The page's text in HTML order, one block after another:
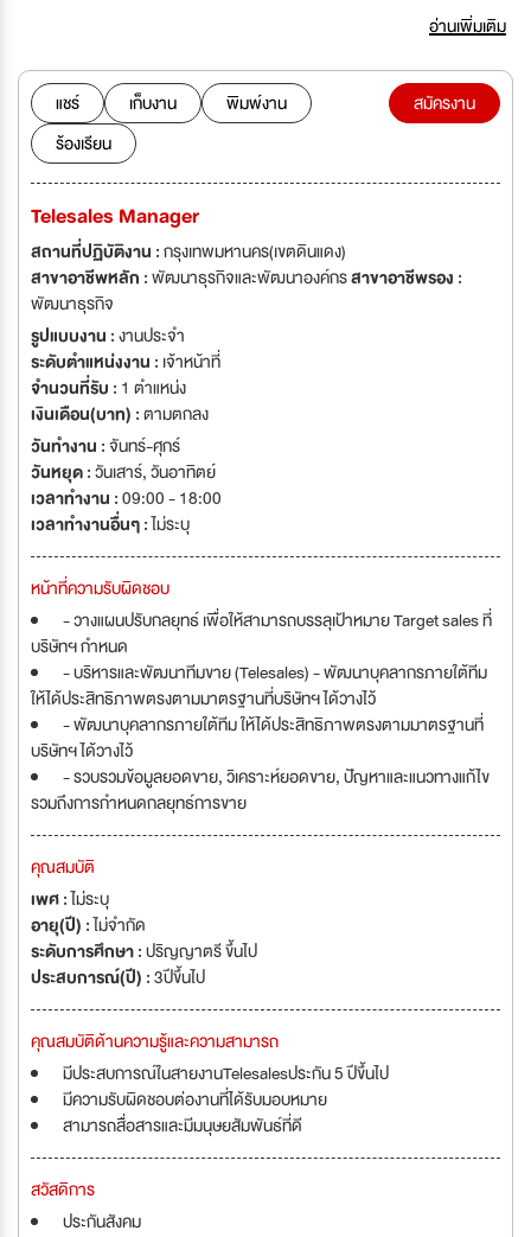
ราชดำเนิน พร้อมกับได้ดำเนินกิจการเรื่อยมา จนกระทั่งในปี พ.ศ.2513 จึงได้มี
การเปลี่ยนแปลงคณะกรรมการบริหารชุดใหม่ อันมีนายวานิช ไชยวรรณ เป็นผู้นำ
เข้ามาปรับปรุงโครงสร้าง และระบบบริหารงานครั้งใหญ่ โดยมีนายอนิวรรตน์
กฤตยากีรณ เป็นกำลังสำคัญในการวางรากฐานการดำเนินงานที่ทันสมัย และมี
ประสิทธิภาพ รวมทั้งได้ปรับปรุงโครงสร้างระบบงาน ตลอดจนวางแผนพัฒนา
จนไทยประกันชีวิตสมบูรณ์ในทุก ๆ ด้าน ตลอดระยะเวลาที่ผ่านมาไทยประกันชีวิต
ได้สั่งสมประสบการณ์ และความชำนาญในการดำเนินธุรกิจ ทั้งยังได้รับความเชื่อ
ประกันชีวิตชั้นแนวหน้าของคนไทยในปัจจุบัน ร่วมเป็นหนึ่งในบุคลากรของ บริษัท
ไทยประกันชีวิต จำกัด (มหาชน) บริษัทประกันชีวิตซึ่งก่อตั้งขึ้นบนแผ่นดินไทยโดย
คนไทย และเพื่อคนไทยมากกว่า 70 ปี
อ่านเพิ่มเติม
แชร์ เก็บงาน
พิมพ์งาน
ร้องเรียน
สมัครงาน
Telesales Manager
สถานที่ปฏิบัติงาน :กรุงเทพมหานคร(เขตดินแดง)
สาขาอาชีพหลัก :พัฒนาธุรกิจและพัฒนาองค์กรสาขาอาชีพรอง :
พัฒนาธุรกิจ
รูปแบบงาน :งานประจำ
ระดับตำแหน่งงาน : เจ้าหน้าที่
จำนวนที่รับ : 1 ตำแหน่ง
เงินเดือน(บาท) :ตามตกลง
วันทำงาน :จันทร์-ศุกร์
วันหยุด :วันเสาร์,วันอาทิตย์
เวลาทำงาน :09:00 - 18:00
เวลาทำงานอื่นๆ :ไม่ระบุ
หน้าที่ความรับผิดชอบ
- วางแผนปรับกลยุทธ์ เพื่อให้สามารถบรรลุเป้าหมาย Target sales ที่
บริษัทฯ กำหนด
- บริหารและพัฒนาทีมขาย (Telesales) - พัฒนาบุคลากรภายใต้ทีม
ให้ได้ประสิทธิภาพตรงตามมาตรฐานที่บริษัทฯ ได้วางไว้
- พัฒนาบุคลากรภายใต้ทีม ให้ได้ประสิทธิภาพตรงตามมาตรฐานที่
บริษัทฯ ได้วางไว้
- รวบรวมข้อมูลยอดขาย, วิเคราะห์ยอดขาย, ปัญหาและแนวทางแก้ไข
รวมถึงการกำหนดกลยุทธ์การขาย
คุณสมบัติ
เพศ :ไม่ระบุ
อายุ(ปี) :ไม่จำกัด
ระดับการศึกษา :ปริญญาตรี ขึ้นไป
ประสบการณ์(ปี) :3ปีขึ้นไป
คุณสมบัติด้านความรู้และความสามารถ
มีประสบการณ์ในสายงานTelesalesประกัน 5 ปีขึ้นไป
มีความรับผิดชอบต่องานที่ได้รับมอบหมาย
สามารถสื่อสารและมีมนุษยสัมพันธ์ที่ดี
สวัสดิการ
ประกันสังคม